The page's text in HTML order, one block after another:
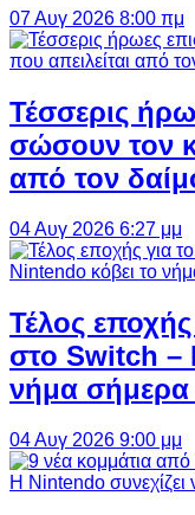
07 Αυγ 2026 8:00 πμ
Τέσσερις
σώσουν τον
από τον
04 Αυγ 2026 6:27 μμ
Τέλος
στο Switch –
νήμα σήμερα
04 Αυγ 2026 9:00 μμ